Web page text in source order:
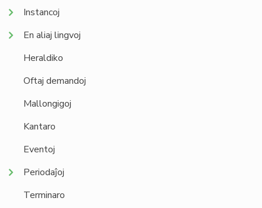
Instancoj
En aliaj lingvoj
Heraldiko
Oftaj demandoj
Mallongigoj
Kantaro
Eventoj
Periodaĵoj
Terminaro